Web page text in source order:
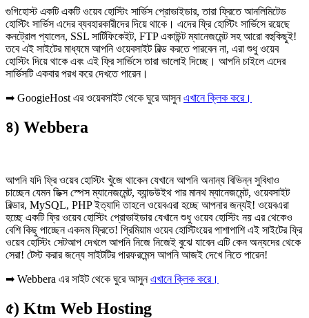
গুগিহোস্ট একটি একটি ওয়েব হোস্টিং সার্ভিস প্রোভাইডার, তারা ফ্রিতে আনলিমিটেড
হোস্টিং সার্ভিস এদের ব্যবহারকারীদের দিয়ে থাকে। এদের ফ্রি হোস্টিং সার্ভিসে রয়েছে
কনট্রোল প্যালেন, SSL সার্টিফিকেইট, FTP একাউন্ট ম্যানেজমেন্ট সহ আরো বহুকিছুই!
তবে এই সাইটের মাধ্যমে আপনি ওয়েবসাইট বিল্ড করতে পারবেন না, এরা শুধু ওয়েব
হোস্টিং দিয়ে থাকে এবং এই ফ্রি সার্ভিসে তারা ভালোই দিচ্ছে। আপনি চাইলে এদের
সার্ভিসটি একবার পরখ করে দেখতে পারেন।
➡ GoogieHost এর ওয়েবসাইট থেকে ঘুরে আসুনএখানে ক্লিক করে।
৪) Webbera
আপনি যদি ফ্রি ওয়েব হোস্টিং খুঁজে থাকেন যেখানে আপনি অনান্য বিভিন্ন সুবিধাও
চাচ্ছেন যেমন ডিক্স স্পেস ম্যানেজমেন্ট, ব্যান্ডউইথ পার মানথ ম্যানেজমেন্ট, ওয়েবসাইট
বিল্ডার, MySQL, PHP ইত্যাদি তাহলে ওয়েবএরা হচ্ছে আপনার জন্যই! ওয়েবএরা
হচ্ছে একটি ফ্রি ওয়েব হোস্টিং প্রোভাইডার যেখানে শুধু ওয়েব হোস্টিং নয় এর থেকেও
বেশি কিছু পাচ্ছেন একদম ফ্রিতে! প্রিমিয়াম ওয়েব হোস্টিংয়ের পাশাপাশি এই সাইটের ফ্রি
ওয়েব হোস্টিং সেটআপ দেখলে আপনি নিজে নিজেই বুঝে যাবেন এটি কেন অন্যদের থেকে
সেরা! টেস্ট করার জন্যে সাইটটির পারফরমেন্স আপনি আজই দেখে নিতে পারেন!
➡ Webbera এর সাইট থেকে ঘুরে আসুনএখানে ক্লিক করে।
৫) Ktm Web Hosting